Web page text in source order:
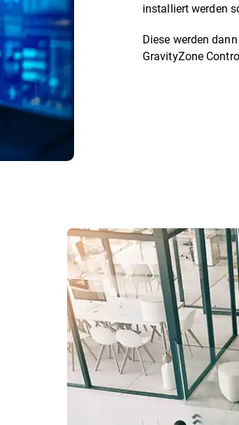
installiert werden
Diese werden
GravityZone